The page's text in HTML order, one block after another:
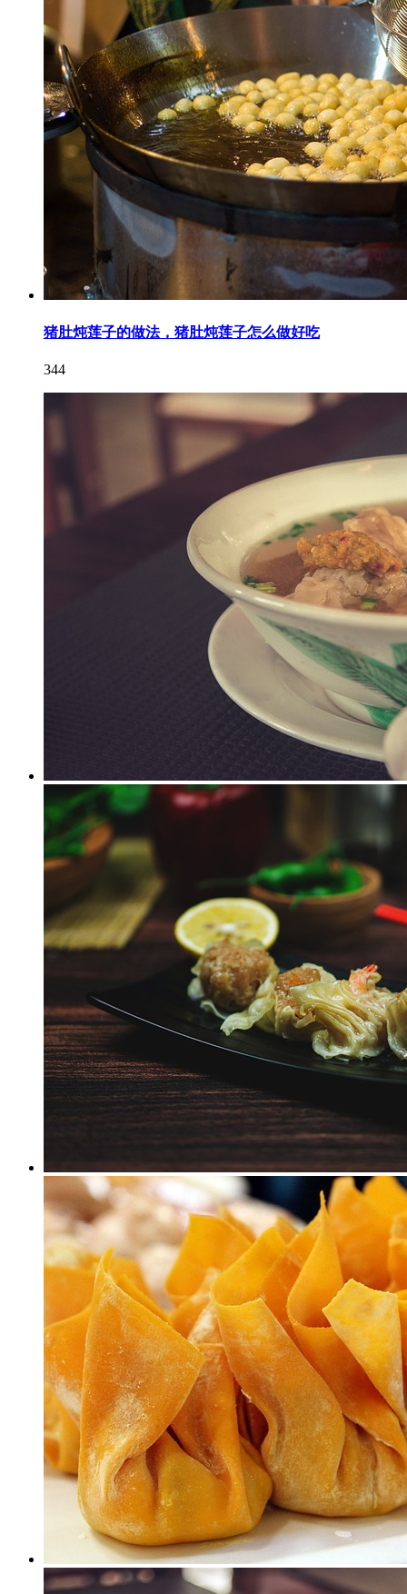
猪肚炖莲子的做法，猪肚炖莲子怎么做好吃
344